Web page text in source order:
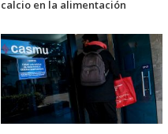
calcio en la alimentación